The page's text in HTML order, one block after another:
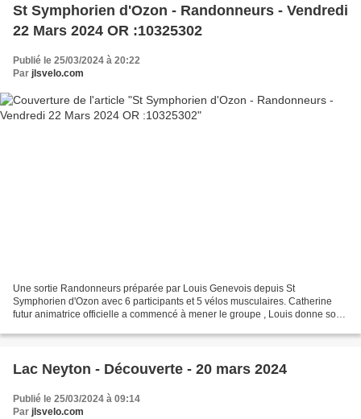
St Symphorien d'Ozon - Randonneurs - Vendredi
22 Mars 2024 OR :10325302
Publié le 25/03/2024 à 20:22
Par jlsvelo.com
Une sortie Randonneurs préparée par Louis Genevois depuis St
Symphorien d'Ozon avec 6 participants et 5 vélos musculaires. Catherine
futur animatrice officielle a commencé à mener le groupe , Louis donne son
Lac Neyton - Découverte - 20 mars 2024
Publié le 25/03/2024 à 09:14
Par jlsvelo.com